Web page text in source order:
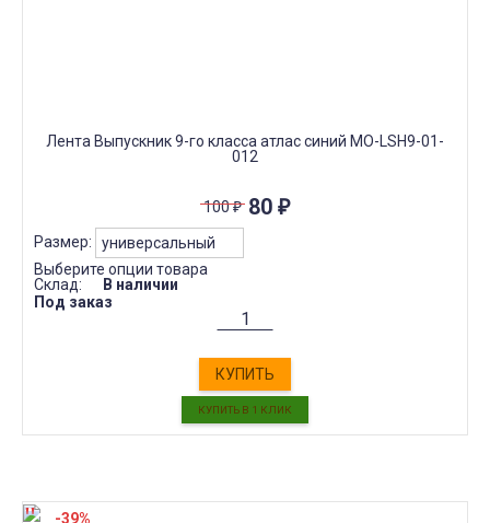
Лента Выпускник 9-го класса атлас синий МО-LSH9-01-
012
100₽ 80 ₽
Размер:
Выберите опции товара
Склад:
В наличии
Под заказ
КУПИТЬ
-39%